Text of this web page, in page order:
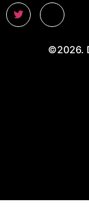
©2026.